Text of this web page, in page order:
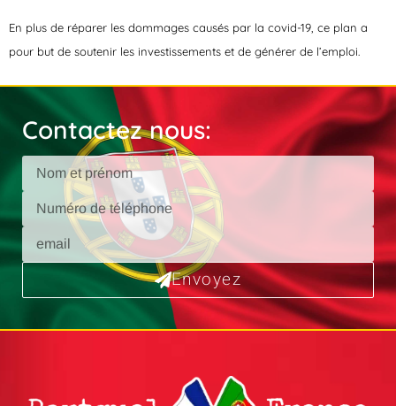
En plus de réparer les dommages causés par la covid-19, ce plan a
pour but de soutenir les investissements et de générer de l’emploi.
Contactez nous:
Envoyez